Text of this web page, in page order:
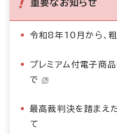
重要なお知らせ
令和8年10月から、
プレミアム付電子商
で
最高裁判決を踏まえ
て